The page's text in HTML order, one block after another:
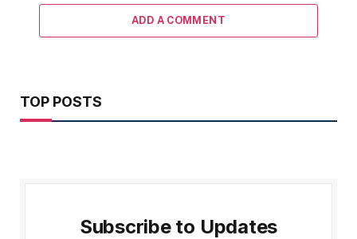
ADD A COMMENT
TOP POSTS
Subscribe to Updates